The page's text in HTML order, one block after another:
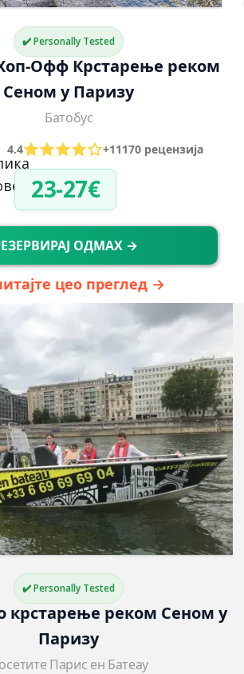
✔️ Personally Tested
Офф Крстарење реком
Сеном у Паризу
Батобус
4.4 +11170 рецензија
23-27€
ОДМАХ →
цео преглед →
✔️ Personally Tested
крстарење реком Сеном у
Паризу
Парис ен Батеау